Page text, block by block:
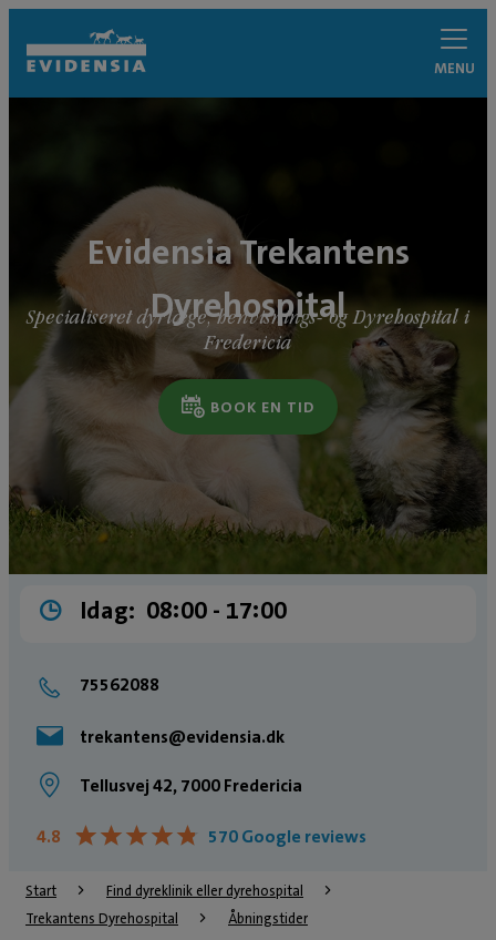
MENU
Evidensia Trekantens
Dyrehospital
Specialiseret dyrlæge, henvisnings- og Dyrehospital i
Fredericia
BOOK EN TID
Idag: 08:00 ­- 17:00
75562088
trekantens@evidensia.dk
Tellusvej 42, 7000 Fredericia
4.8 ★★★★★
★★★★★ 570 Google reviews
Start
Find dyreklinik eller dyrehospital
Trekantens Dyrehospital
Åbningstider